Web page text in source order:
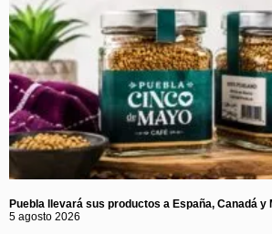
Puebla llevará sus productos a España, Canadá y
5 agosto 2026